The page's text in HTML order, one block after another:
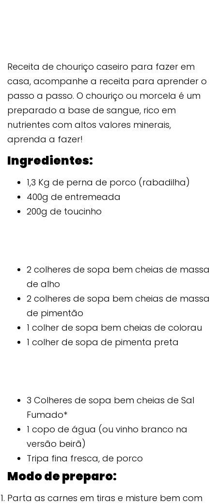
Receita de chouriço caseiro para fazer em
casa, acompanhe a receita para aprender o
passo a passo. O chouriço ou morcela é um
preparado a base de sangue, rico em
nutrientes com altos valores minerais,
aprenda a fazer!
Ingredientes:
1,3 Kg de perna de porco (rabadilha)
400g de entremeada
200g de toucinho
2 colheres de sopa bem cheias de massa
de alho
2 colheres de sopa bem cheias de massa
de pimentão
1 colher de sopa bem cheias de colorau
1 colher de sopa de pimenta preta
3 Colheres de sopa bem cheias de Sal
Fumado*
1 copo de água (ou vinho branco na
versão beirã)
Tripa fina fresca, de porco
Modo de preparo:
Parta as carnes em tiras e misture bem com